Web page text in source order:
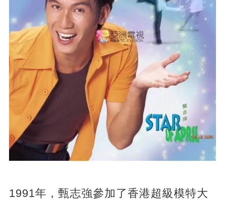
1991年，甄志強參加了香港超級模特大